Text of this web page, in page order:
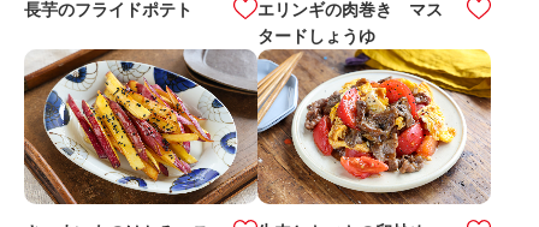
長芋のフライドポテト
エリンギの肉巻き マス
タードしょうゆ